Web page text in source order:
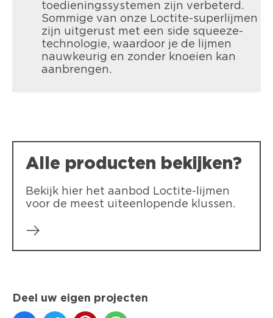
LOCTITE Secondelijm XXL
toedieningssystemen zijn verbeterd.
Sommige van onze Loctite-superlijmen
zijn uitgerust met een side squeeze-
technologie, waardoor je de lijmen
nauwkeurig en zonder knoeien kan
aanbrengen.
Alle producten bekijken?
Bekijk hier het aanbod Loctite-lijmen
voor de meest uiteenlopende klussen.
Deel uw eigen projecten